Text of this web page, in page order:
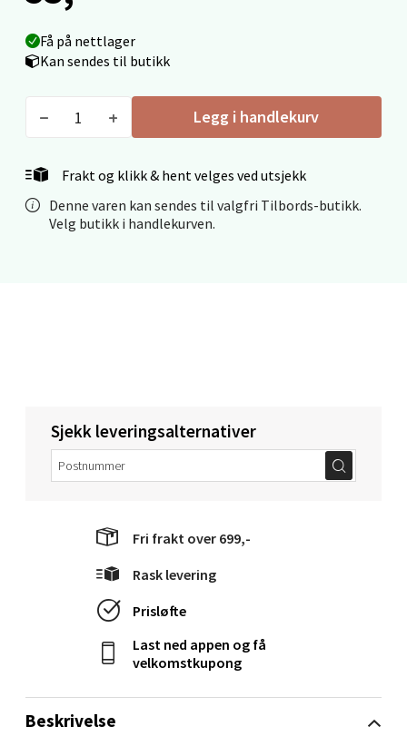
Få på nettlager
Kan sendes til butikk
Legg i handlekurv
Frakt og klikk & hent velges ved utsjekk
Denne varen kan sendes til valgfri Tilbords-butikk.
Velg butikk i handlekurven.
Beskrivelse
Sjekk leveringsalternativer
Fri frakt over 699,-
Rask levering
Prisløfte
Last ned appen og få
velkomstkupong
Åpent i dag 10-18
0 i butikk
Ålesund - Thon Senter Moa
Molde - Moldetorget
Torget 1, 6413 Molde
0 i butikk
Narvik - Thon Senter Malmporten
Bolagsgata 1, 8514 Narvik